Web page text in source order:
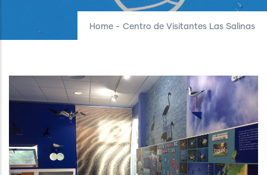
Home - Centro de Visitantes Las Salinas